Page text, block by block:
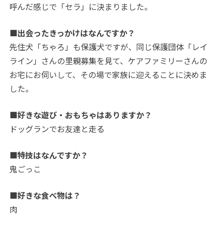
呼んだ感じで「セラ」に決まりました。
■出会ったきっかけはなんですか？
先住犬「ちゃろ」も保護犬ですが、同じ保護団体「レイ
ライン」さんの里親募集を見て、ケアファミリーさんの
お宅にお伺いして、その場で家族に迎えることに決めま
した。
■好きな遊び・おもちゃはありますか？
ドッグランでお友達と走る
■特技はなんですか？
鬼ごっこ
■好きな食べ物は？
肉